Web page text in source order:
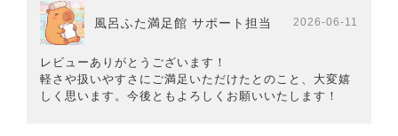
風呂ふた満足館 サポート担当 2026-06-11
レビューありがとうございます！
軽さや扱いやすさにご満足いただけたとのこと、大変嬉
しく思います。今後ともよろしくお願いいたします！